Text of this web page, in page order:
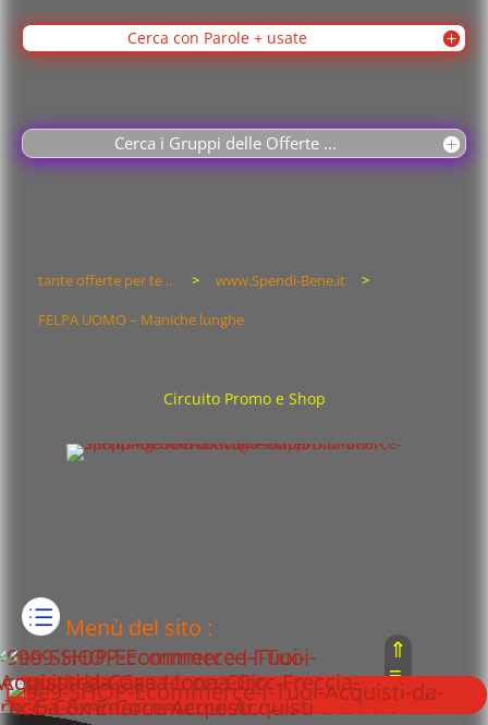
Cerca con Parole + usate
Cerca i Gruppi delle Offerte ...
tante offerte per te ... > www.Spendi-Bene.it
>
FELPA UOMO – Maniche lunghe
Circuito Promo e Shop
Menù del sito :
Home
⇑
≡
⇓